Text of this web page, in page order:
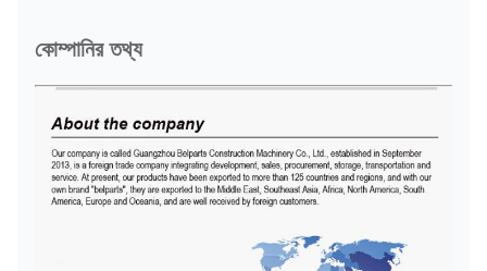
কোম্পানির তথ্য